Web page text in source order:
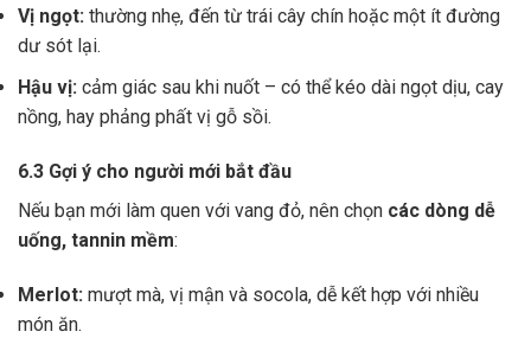
Vị ngọt: thường nhẹ, đến từ trái cây chín hoặc một ít đường
dư sót lại.
Hậu vị: cảm giác sau khi nuốt – có thể kéo dài ngọt dịu, cay
nồng, hay phảng phất vị gỗ sồi.
6.3 Gợi ý cho người mới bắt đầu
Nếu bạn mới làm quen với vang đỏ, nên chọn các dòng dễ
uống, tannin mềm:
Merlot: mượt mà, vị mận và socola, dễ kết hợp với nhiều
món ăn.